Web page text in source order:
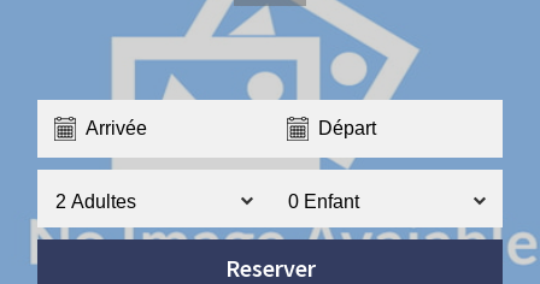
Recherche
Reserver